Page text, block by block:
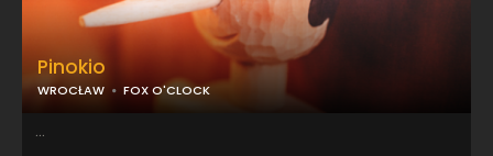
Pinokio
WROCŁAW FOX O'CLOCK
...